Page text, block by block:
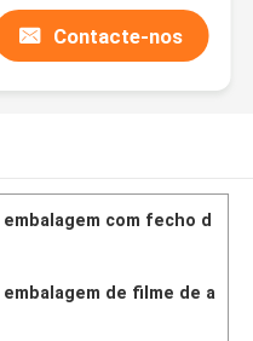
Contacte-nos
embalagem com fecho d
de filme de a